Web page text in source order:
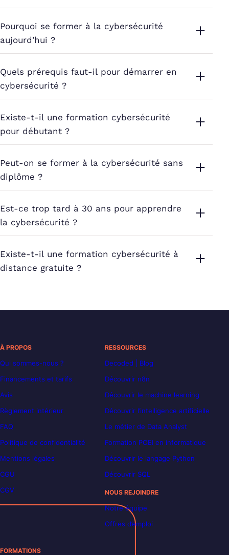
Pourquoi se former à la cybersécurité
aujourd’hui ?
Quels prérequis faut-il pour démarrer en
cybersécurité ?
Existe-t-il une formation cybersécurité
pour débutant ?
Peut-on se former à la cybersécurité sans
diplôme ?
Est-ce trop tard à 30 ans pour apprendre
la cybersécurité ?
Existe-t-il une formation cybersécurité à
distance gratuite ?
À PROPOS
Qui sommes-nous ?
Financements et tarifs
Avis
Règlement intérieur
FAQ
Politique de confidentialité
Mentions légales
CGU
CGV
RESSOURCES
Decoded | Blog
Découvrir n8n
Découvrir le machine learning
Découvrir l’intelligence artificielle
Le métier de Data Analyst
Formation POEI en informatique
Découvrir le langage Python
Découvrir SQL
NOUS REJOINDRE
Notre équipe
Offres d’emploi
FORMATIONS